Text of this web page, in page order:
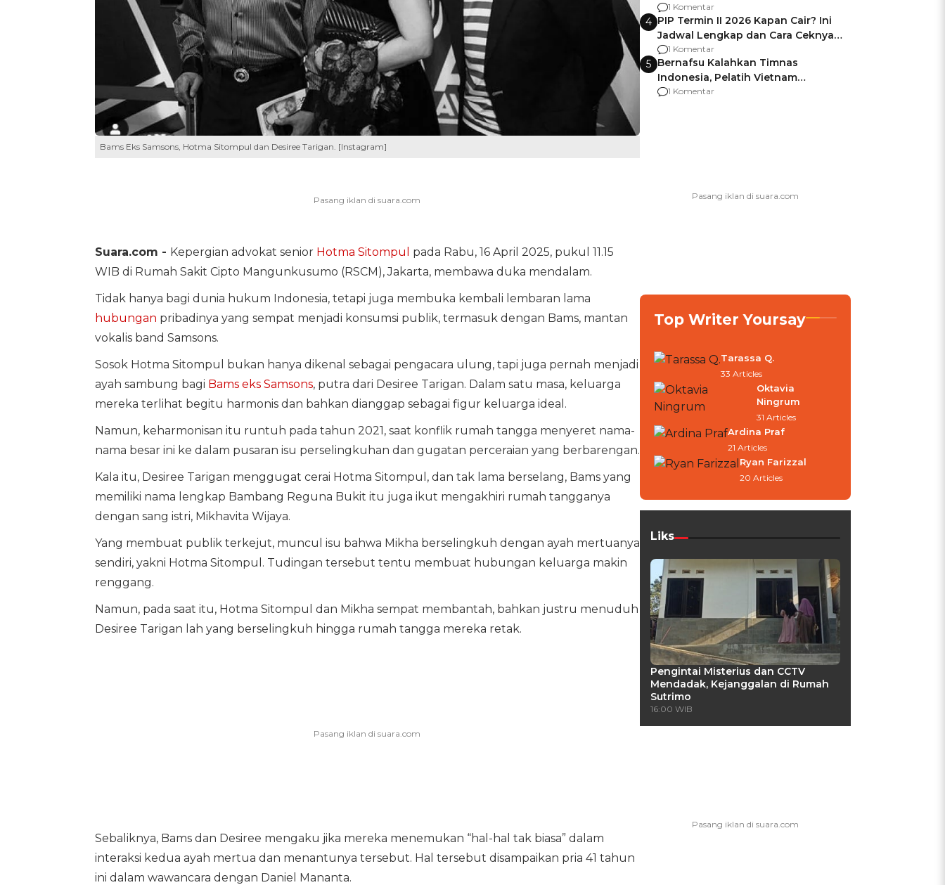
Bams Eks Samsons, Hotma Sitompul dan Desiree Tarigan. [Instagram]
Suara.com - Kepergian advokat senior Hotma Sitompul
pada Rabu, 16 April 2025, pukul 11.15
WIB di Rumah Sakit Cipto Mangunkusumo (RSCM), Jakarta, membawa duka mendalam.
Tidak hanya bagi dunia hukum Indonesia, tetapi juga membuka kembali lembaran lama
hubungan pribadinya yang sempat menjadi konsumsi publik, termasuk dengan Bams, mantan
vokalis band Samsons.
Sosok Hotma Sitompul bukan hanya dikenal sebagai pengacara ulung, tapi juga pernah menjadi
ayah sambung bagi Bams eks Samsons, putra dari Desiree Tarigan. Dalam satu masa, keluarga
mereka terlihat begitu harmonis dan bahkan dianggap sebagai figur keluarga ideal.
Namun, keharmonisan itu runtuh pada tahun 2021, saat konflik rumah tangga menyeret nama-
nama besar ini ke dalam pusaran isu perselingkuhan dan gugatan perceraian yang berbarengan.
Kala itu, Desiree Tarigan menggugat cerai Hotma Sitompul, dan tak lama berselang, Bams yang
memiliki nama lengkap Bambang Reguna Bukit itu juga ikut mengakhiri rumah tangganya
dengan sang istri, Mikhavita Wijaya.
Yang membuat publik terkejut, muncul isu bahwa Mikha berselingkuh dengan ayah mertuanya
sendiri, yakni Hotma Sitompul. Tudingan tersebut tentu membuat hubungan keluarga makin
renggang.
Namun, pada saat itu, Hotma Sitompul dan Mikha sempat membantah, bahkan justru menuduh
Desiree Tarigan lah yang berselingkuh hingga rumah tangga mereka retak.
Sebaliknya, Bams dan Desiree mengaku jika mereka menemukan “hal-hal tak biasa” dalam
interaksi kedua ayah mertua dan menantunya tersebut. Hal tersebut disampaikan pria 41 tahun
ini dalam wawancara dengan Daniel Mananta.
Usai Jadi Brigjen
1 Komentar
4 PIP Termin II 2026 Kapan Cair? Ini
Jadwal Lengkap dan Cara Ceknya
agar Dana Tidak Hangus!
1 Komentar
5 Bernafsu Kalahkan Timnas
Indonesia, Pelatih Vietnam
Berencana Pakai Jimat di Pakansari
1 Komentar
Top Writer Yoursay
Tarassa Q.
33 Articles
Oktavia
Ningrum
31 Articles
Ardina Praf
21 Articles
Ryan Farizzal
20 Articles
Liks
Pengintai Misterius dan CCTV
Mendadak, Kejanggalan di Rumah
Sutrimo
16:00 WIB